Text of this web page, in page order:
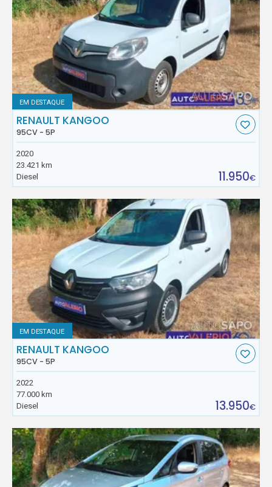
EM DESTAQUE
RENAULT KANGOO
95CV - 5P
2020
23.421 km
Diesel
11.950€
EM DESTAQUE
RENAULT KANGOO
95CV - 5P
2022
77.000 km
Diesel
13.950€